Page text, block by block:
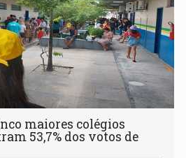
maiores colégios
53,7% dos votos de